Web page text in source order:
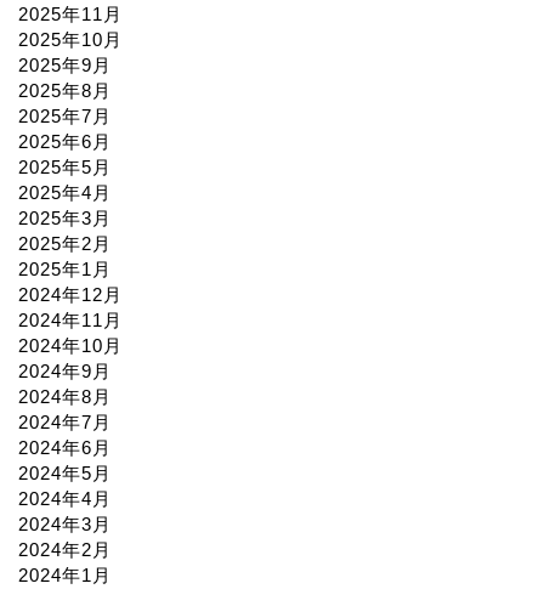
2025年11月
2025年10月
2025年9月
2025年8月
2025年7月
2025年6月
2025年5月
2025年4月
2025年3月
2025年2月
2025年1月
2024年12月
2024年11月
2024年10月
2024年9月
2024年8月
2024年7月
2024年6月
2024年5月
2024年4月
2024年3月
2024年2月
2024年1月